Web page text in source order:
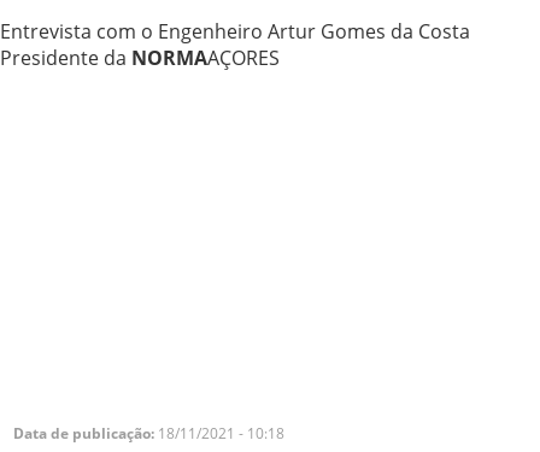
Entrevista com o Engenheiro Artur Gomes da Costa
Presidente da NORMAAÇORES
Data de publicação: 18/11/2021 - 10:18